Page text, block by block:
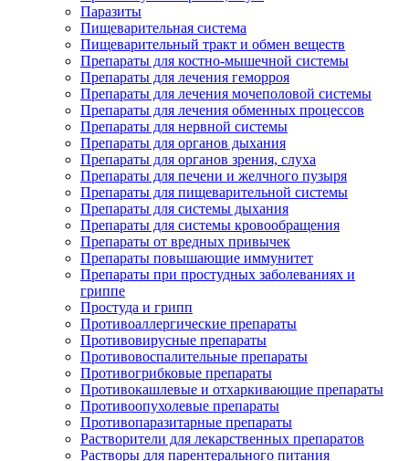
Паразиты
Пищеварительная система
Пищеварительный тракт и обмен веществ
Препараты для костно-мышечной системы
Препараты для лечения геморроя
Препараты для лечения мочеполовой системы
Препараты для лечения обменных процессов
Препараты для нервной системы
Препараты для органов дыхания
Препараты для органов зрения, слуха
Препараты для печени и желчного пузыря
Препараты для пищеварительной системы
Препараты для системы дыхания
Препараты для системы кровообращения
Препараты от вредных привычек
Препараты повышающие иммунитет
Препараты при простудных заболеваниях и
гриппе
Простуда и грипп
Противоаллергические препараты
Противовирусные препараты
Противовоспалительные препараты
Противогрибковые препараты
Противокашлевые и отхаркивающие препараты
Противоопухолевые препараты
Противопаразитарные препараты
Растворители для лекарственных препаратов
Растворы для парентерального питания